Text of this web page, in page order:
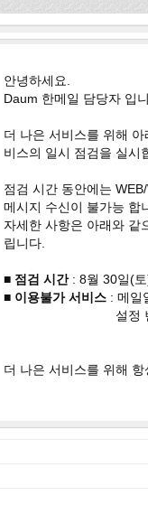
안녕하세요.
Daum 한메일 담당자 입
더 나은 서비스를 위해
비스의 일시 점검을 실시
점검 시간 동안에는
메시지 수신이 불가능 합
자세한 사항은 아래와 같
립니다.
■ 점검 시간: 8월 30일(
■ 이용불가 서비스 : 메일
설정 변경/알림
더 나은 서비스를 위해